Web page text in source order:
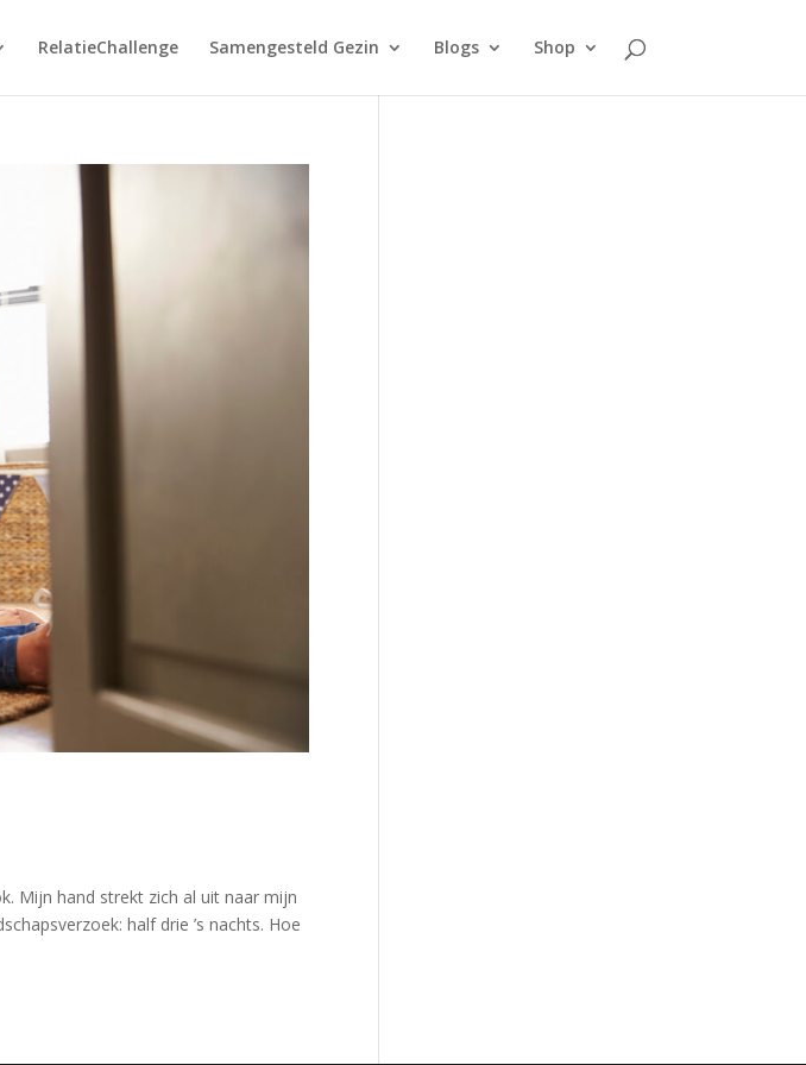
RelatieChallenge Samengesteld Gezin Blogs Shop
Mijn hand strekt zich al uit naar mijn
half drie ’s nachts. Hoe